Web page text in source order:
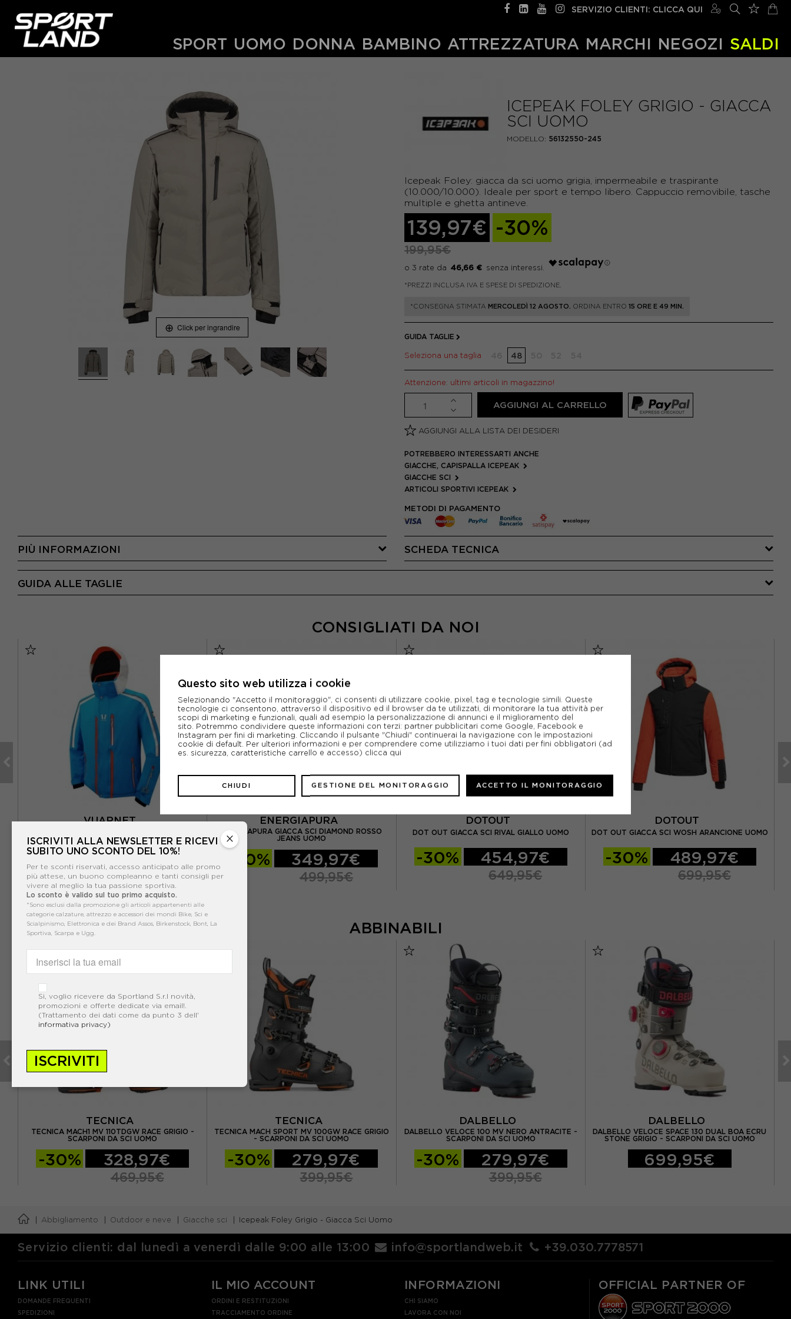
SERVIZIO CLIENTI: CLICCA QUI
SPORT UOMO DONNA BAMBINO ATTREZZATURA MARCHI NEGOZI SALDI
Click per ingrandire
ICEPEAK FOLEY GRIGIO - GIACCA
SCI UOMO
MODELLO: 56132550-245
Icepeak Foley: giacca da sci uomo grigia, impermeabile e traspirante
(10.000/10.000). Ideale per sport e tempo libero. Cappuccio removibile, tasche
multiple e ghetta antineve.
139,97€ -30%
199,95€
46,66 €
*PREZZI INCLUSA IVA E SPESE DI SPEDIZIONE.
*CONSEGNA STIMATA MERCOLEDÌ 12 AGOSTO. ORDINA ENTRO 15 ORE E 49 MIN.
GUIDA TAGLIE
Seleziona una taglia 48
Attenzione: ultimi articoli in magazzino!
AGGIUNGI AL CARRELLO
AGGIUNGI ALLA LISTA DEI DESIDERI
POTREBBERO INTERESSARTI ANCHE
GIACCHE, CAPISPALLA ICEPEAK
GIACCHE SCI
ARTICOLI SPORTIVI ICEPEAK
METODI DI PAGAMENTO
PIÙ INFORMAZIONI SCHEDA TECNICA
GUIDA ALLE TAGLIE
CONSIGLIATI DA NOI
VUARNET
-30% 391,30€
559,00€
ENERGIAPURA
ENERGIAPURA GIACCA SCI DIAMOND ROSSO
JEANS UOMO
-30% 349,97€
499,95€
DOTOUT
DOT OUT GIACCA SCI RIVAL GIALLO UOMO
-30% 454,97€
649,95€
DOTOUT
DOT OUT GIACCA SCI WOSH ARANCIONE UOMO
-30% 489,97€
699,95€
ABBINABILI
TECNICA
TECNICA MACH1 MV 110TDGW RACE GRIGIO -
SCARPONI DA SCI UOMO
-30% 328,97€
469,95€
TECNICA
TECNICA MACH SPORT MV 100GW RACE GRIGIO
- SCARPONI DA SCI UOMO
-30% 279,97€
399,95€
DALBELLO
DALBELLO VELOCE 100 MV NERO ANTRACITE -
SCARPONI DA SCI UOMO
-30% 279,97€
399,95€
DALBELLO
DALBELLO VELOCE SPACE 130 DUAL BOA ECRU
STONE GRIGIO - SCARPONI DA SCI UOMO
699,95€
Abbigliamento Outdoor e neve Giacche sci Icepeak Foley Grigio - Giacca Sci Uomo
×
ISCRIVITI ALLA NEWSLETTER E RICEVI
SUBITO UNO SCONTO DEL 10%!
Per te sconti riservati, accesso anticipato alle promo
più attese, un buono compleanno e tanti consigli per
vivere al meglio la tua passione sportiva.
Lo sconto è valido sul tuo primo acquisto.
*Sono esclusi dalla promozione gli articoli appartenenti alle
categorie calzature, attrezzo e accessori dei mondi Bike, Sci e
Scialpinismo, Elettronica e dei Brand Assos, Birkenstock, Bont, La
Sportiva, Scarpa e Ugg.
Si, voglio ricevere da Sportland S.r.l novità,
promozioni e offerte dedicate via email!.
(Trattamento dei dati come da punto 3 dell'
informativa privacy)
ISCRIVITI
Servizio clienti: dal lunedì a venerdì dalle 9:00 alle 13:00 info@sportlandweb.it +39.030.7778571
LINK UTILI
DOMANDE FREQUENTI
SPEDIZIONI
IL MIO ACCOUNT
ORDINI E RESTITUZIONI
TRACCIAMENTO ORDINE
INFORMAZIONI
CHI SIAMO
LAVORA CON NOI
OFFICIAL PARTNER OF
Questo sito web utilizza i cookie
Selezionando "Accetto il monitoraggio", ci consenti di utilizzare cookie, pixel, tag e tecnologie simili. Queste
tecnologie ci consentono, attraverso il dispositivo ed il browser da te utilizzati, di monitorare la tua attività per
scopi di marketing e funzionali, quali ad esempio la personalizzazione di annunci e il miglioramento del
sito. Potremmo condividere queste informazioni con terzi: partner pubblicitari come Google, Facebook e
Instagram per fini di marketing. Cliccando il pulsante "Chiudi" continuerai la navigazione con le impostazioni
cookie di default. Per ulteriori informazioni e per comprendere come utilizziamo i tuoi dati per fini obbligatori (ad
es. sicurezza, caratteristiche carrello e accesso) clicca qui
CHIUDI GESTIONE DEL MONITORAGGIO ACCETTO IL MONITORAGGIO